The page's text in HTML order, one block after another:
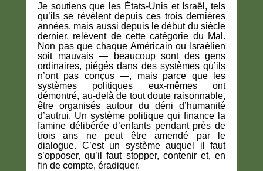
Je soutiens que les États-Unis et Israël, tels
qu’ils se révèlent depuis ces trois dernières
années, mais aussi depuis le début du siècle
dernier, relèvent de cette catégorie du Mal.
Non pas que chaque Américain ou Israélien
soit mauvais — beaucoup sont des gens
ordinaires, piégés dans des systèmes qu’ils
n’ont pas conçus —, mais parce que les
systèmes politiques eux-mêmes ont
démontré, au-delà de tout doute raisonnable,
être organisés autour du déni d’humanité
d’autrui. Un système politique qui finance la
famine délibérée d’enfants pendant près de
trois ans ne peut être amendé par le
dialogue. C’est un système auquel il faut
s’opposer, qu’il faut stopper, contenir et, en
fin de compte, éradiquer.